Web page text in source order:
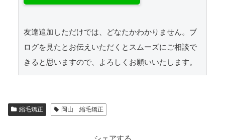
友達追加しただけでは、どなたかわかりません。ブ
ログを見たとお伝えいただくとスムーズにご相談で
きると思いますので、よろしくお願いいたします。
縮毛矯正 岡山 縮毛矯正
シェアする